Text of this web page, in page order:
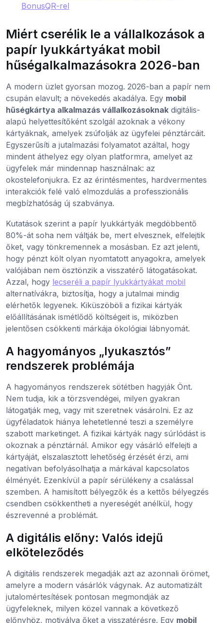
BonusQR-rel
Miért cserélik le a vállalkozások a
papír lyukkártyákat mobil
hűségalkalmazásokra 2026-ban
A modern üzlet gyorsan mozog. 2026-ban a papír nem
csupán elavult; a növekedés akadálya. Egy mobil
hűségkártya alkalmazás vállalkozásoknak digitális-
alapú helyettesítőként szolgál azoknak a vékony
kártyáknak, amelyek zsúfolják az ügyfelei pénztárcáit.
Egyszerűsíti a jutalmazási folyamatot azáltal, hogy
mindent áthelyez egy olyan platformra, amelyet az
ügyfelek már mindennap használnak: az
okostelefonjukra. Ez az érintésmentes, hardvermentes
interakciók felé való elmozdulás a professzionális
megbízhatóság új szabványa.
Kutatások szerint a papír lyukkártyák megdöbbentő
80%-át soha nem váltják be, mert elvesznek, elfelejtik
őket, vagy tönkremennek a mosásban. Ez azt jelenti,
hogy pénzt költ olyan nyomtatott anyagokra, amelyek
valójában nem ösztönzik a visszatérő látogatásokat.
Azzal, hogy lecseréli a papír lyukkártyákat mobil
alternatívákra, biztosítja, hogy a jutalmai mindig
elérhetők legyenek. Kiküszöböli a fizikai kártyák
előállításának ismétlődő költségeit is, miközben
jelentősen csökkenti márkája ökológiai lábnyomát.
A hagyományos „lyukasztós”
rendszerek problémája
A hagyományos rendszerek sötétben hagyják Önt.
Nem tudja, kik a törzsvendégei, milyen gyakran
látogatják meg, vagy mit szeretnek vásárolni. Ez az
ügyféladatok hiánya lehetetlenné teszi a személyre
szabott marketinget. A fizikai kártyák nagy súrlódást is
okoznak a pénztárnál. Amikor egy vásárló elfelejti a
kártyáját, elszalasztott lehetőség érzését érzi, ami
negatívan befolyásolhatja a márkával kapcsolatos
élményét. Ezenkívül a papír sérülékeny a csalással
szemben. A hamisított bélyegzők és a kettős bélyegzés
csendben csökkentheti a nyereségét anélkül, hogy
észrevenné a problémát.
A digitális előny: Valós idejű
elköteleződés
A digitális rendszerek megadják azt az azonnali örömet,
amelyre a modern vásárlók vágynak. Az automatizált
jutalomértesítések pontosan megmondják az
ügyfeleknek, milyen közel vannak a következő
előnyhöz, motiválva őket a visszatérésre. Egy mobil